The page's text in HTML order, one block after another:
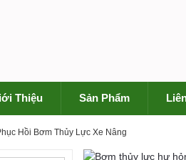
Thiệu Sản Phẩm
Hồi Bơm Thủy Lực Xe Nâng